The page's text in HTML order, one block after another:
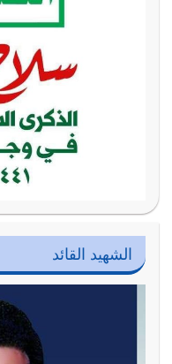
الشهيد القائد